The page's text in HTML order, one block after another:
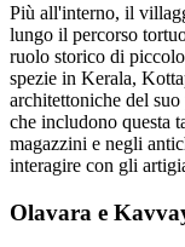
Più all'interno, il
lungo il percorso
ruolo storico di
spezie in Kerala,
architettoniche del
che includono questa
magazzini e negli
interagire con gli
Olavara e